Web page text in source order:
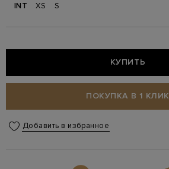
INT XS S
КУПИТЬ
ПОКУПКА В 1 КЛИК
Добавить в избранное